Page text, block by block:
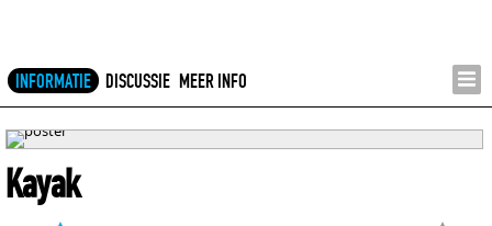
INFORMATIE DISCUSSIE MEER INFO
Kayak